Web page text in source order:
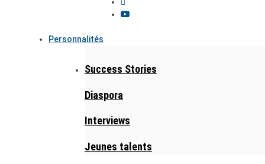
Personnalités
Success Stories
Diaspora
Interviews
Jeunes talents